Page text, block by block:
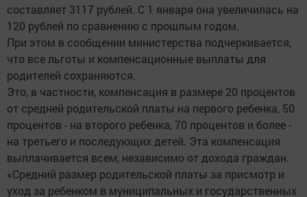
составляет 3117 рублей. С 1 января она увеличилась на
120 рублей по сравнению с прошлым годом.
При этом в сообщении министерства подчеркивается,
что все льготы и компенсационные выплаты для
родителей сохраняются.
Это, в частности, компенсация в размере 20 процентов
от средней родительской платы на первого ребенка, 50
процентов - на второго ребенка, 70 процентов и более -
на третьего и последующих детей. Эта компенсация
выплачивается всем, независимо от дохода граждан.
«Средний размер родительской платы за присмотр и
уход за ребенком в муниципальных и государственных